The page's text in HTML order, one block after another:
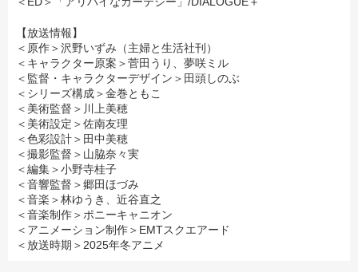
【放送情報】
＜原作＞沢野いずみ（主婦と生活社刊）
＜キャラクター原案＞菅田うり、夢咲ミル
＜監督・キャラクターデザイン＞田頭しのぶ
＜シリーズ構成＞金巻ともこ
＜美術監督＞川上美穂
＜美術設定＞佐南友理
＜色彩設計＞田中美穂
＜撮影監督＞山脇奈々実
＜編集＞小野寺桂子
＜音響監督＞郷田ほづみ
＜音楽＞林ゆうき、近谷直之
＜音楽制作＞ポニーキャニオン
＜アニメーション制作＞EMTスクエアード
＜放送時期＞2025年冬アニメ